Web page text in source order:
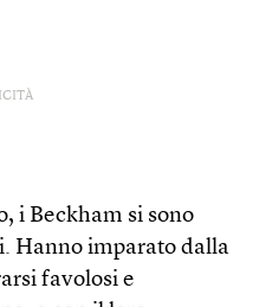
i Beckham si sono
Hanno imparato dalla
favolosi e